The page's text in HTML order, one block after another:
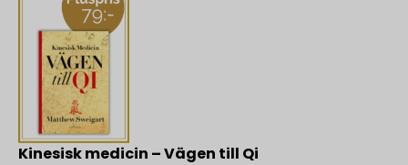
Kinesisk medicin – Vägen till Qi